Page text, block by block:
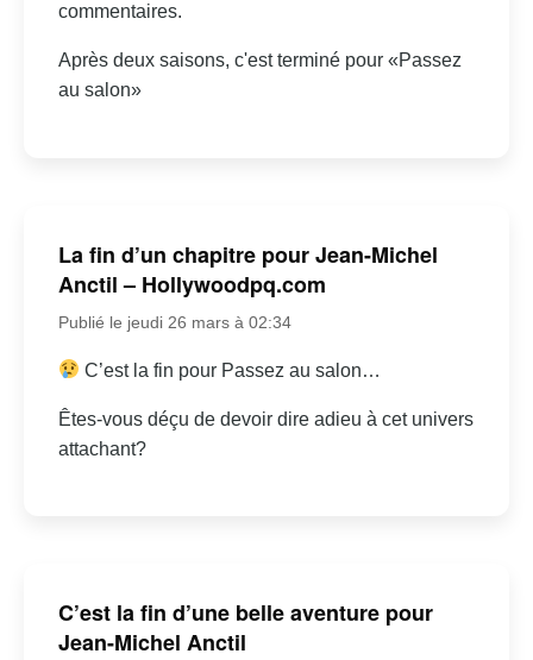
commentaires.
Après deux saisons, c'est terminé pour «Passez
au salon»
La fin d’un chapitre pour Jean-Michel
Anctil – Hollywoodpq.com
Publié le jeudi 26 mars à 02:34
C’est la fin pour Passez au salon…
Êtes-vous déçu de devoir dire adieu à cet univers
attachant?
C’est la fin d’une belle aventure pour
Jean-Michel Anctil